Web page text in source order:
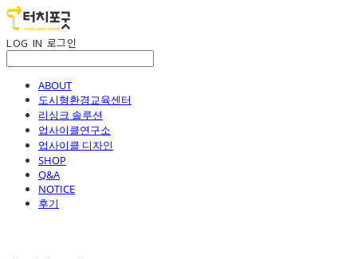
LOG IN 로그인
ABOUT
도시형환경교육센터
리싱크 솔루션
업사이클연구소
업사이클 디자인
SHOP
Q&A
NOTICE
후기